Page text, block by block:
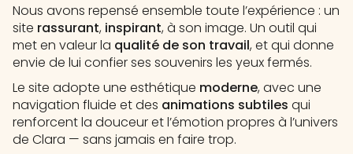
Nous avons repensé ensemble toute l’expérience : un
site rassurant, inspirant, à son image. Un outil qui
met en valeur la qualité de son travail, et qui donne
envie de lui confier ses souvenirs les yeux fermés.
Le site adopte une esthétique moderne, avec une
navigation fluide et des animations subtiles qui
renforcent la douceur et l’émotion propres à l’univers
de Clara — sans jamais en faire trop.